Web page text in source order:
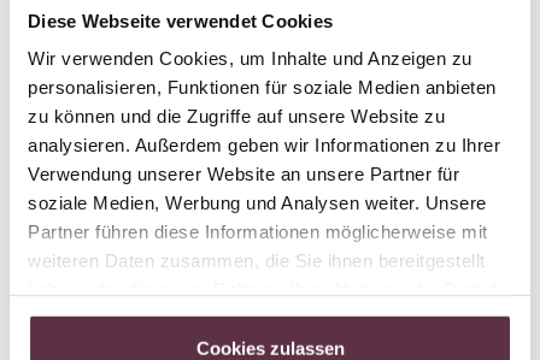
Diese Webseite verwendet Cookies
Wir verwenden Cookies, um Inhalte und Anzeigen zu
personalisieren, Funktionen für soziale Medien anbieten
zu können und die Zugriffe auf unsere Website zu
analysieren. Außerdem geben wir Informationen zu Ihrer
Verwendung unserer Website an unsere Partner für
soziale Medien, Werbung und Analysen weiter. Unsere
Partner führen diese Informationen möglicherweise mit
weiteren Daten zusammen, die Sie ihnen bereitgestellt
gesammelt haben.
Cookies zulassen
7 Übernachtungen inklusive Halbpension
gratis Skibus nach Großarl oder Alpendorf direkt vor
dem Haus
ein Glaserl zur Begrüßung
gemütliche Gaststube, auch tagsüber geöffnet
Dorfer-Wellness mit Bergblick – Finnische Sauna mit
Panoramafenster, Dampfbad, Infrarotkabine,
Kuschelkojen im Ruheraum und sonnige Terrasse.
Dazu feine Tees & Vitalsnacks. Saunieren, abschalten,
wohlfühlen mit Ausblick.